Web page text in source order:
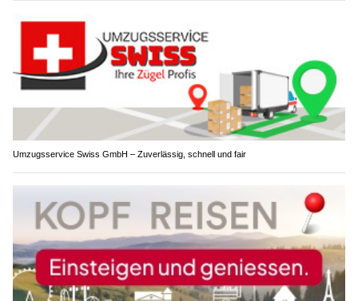
Umzugsservice Swiss GmbH – Zuverlässig, schnell und fair